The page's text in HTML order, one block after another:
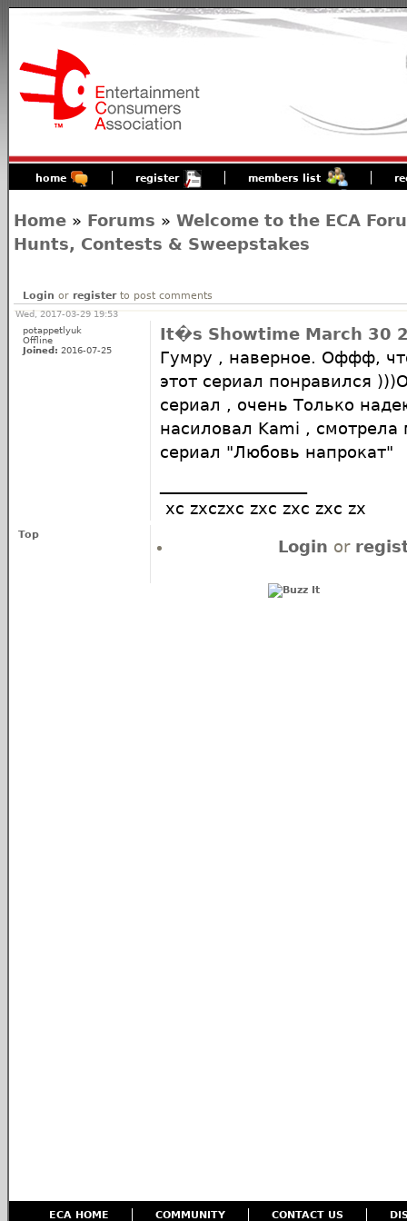
home register members list
Home » Forums » Welcome to the ECA
Hunts, Contests & Sweepstakes
Login or registerto post comments
Wed, 2017-03-29 19:53
potappetlyuk
Offline
Joined: 2016-07-25
It�s Showtime March 30
Гумру , наверное. Оффф,
этот сериал понравился
сериал , очень Только
насиловал Kami ,
сериал "Любовь напрокат"
xc zxczxc zxc zxc zxc zx
Top
Login or
ECA HOME COMMUNITY CONTACT US